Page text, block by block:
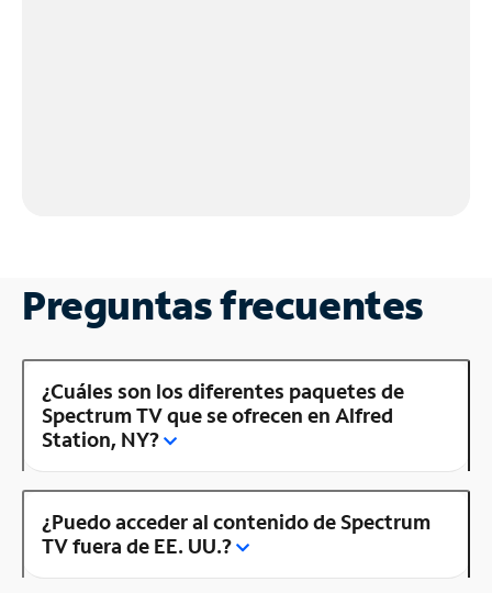
Preguntas frecuentes
¿Cuáles son los diferentes paquetes de
Spectrum TV que se ofrecen en Alfred
Station, NY?
¿Puedo acceder al contenido de Spectrum
TV fuera de EE. UU.?